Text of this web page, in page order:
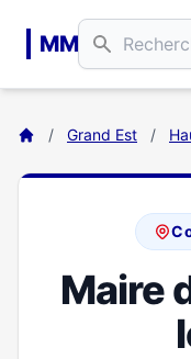
MM
/ Grand Est /
Maire